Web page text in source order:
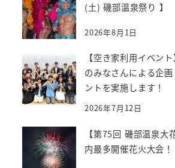
(土) 磯部温泉祭り 】
2026年8月1日
【空き家利用イベン
のみなさんによる企
ントを実施します！
2026年7月12日
【第75回 磯部温泉大
内最多開催花火大会！